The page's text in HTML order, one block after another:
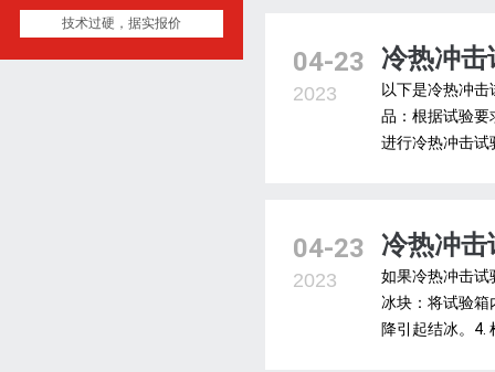
技术过硬，据实报价
04-23
2023
冷热冲击
以下是冷热冲
品：根据试验要
进行冷热冲击试
04-23
2023
冷热冲击
如果冷热冲击试
冰块：将试验
降引起结冰。4.